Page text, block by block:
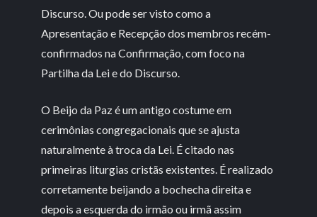
Discurso. Ou pode ser visto como a
Apresentação e Recepção dos membros recém-
confirmados na Confirmação, com foco na
Partilha da Lei e do Discurso.
O Beijo da Paz é um antigo costume em
cerimônias congregacionais que se ajusta
naturalmente à troca da Lei. É citado nas
primeiras liturgias cristãs existentes. É realizado
corretamente beijando a bochecha direita e
depois a esquerda do irmão ou irmã assim